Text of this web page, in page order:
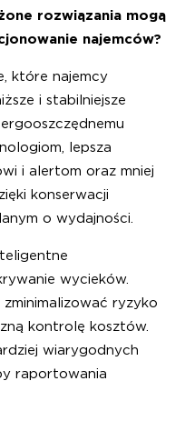
rozwiązania mogą
najemców?
które najemcy
i stabilniejsze
lepsza
i alertom oraz mniej
konserwacji
o wydajności.
wycieków.
ryzyko
kontrolę kosztów.
wiarygodnych
raportowania